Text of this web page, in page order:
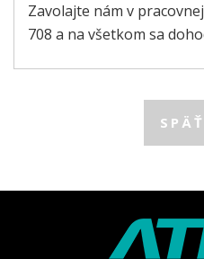
Zavolajte nám v
708 a na všetkom sa
SPÄŤ